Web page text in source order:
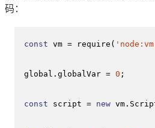
码：
const vm = require (
global . globalVar = 0 ;
const script = new vm.